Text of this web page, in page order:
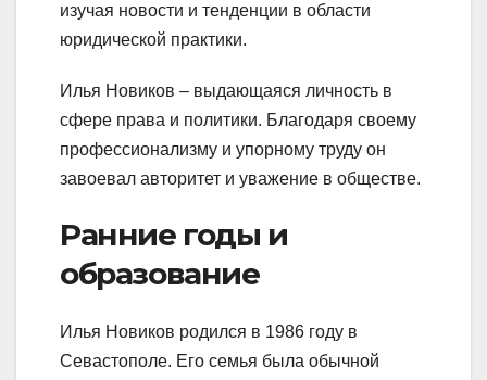
изучая новости и тенденции в области
юридической практики.
Илья Новиков – выдающаяся личность в
сфере права и политики. Благодаря своему
профессионализму и упорному труду он
завоевал авторитет и уважение в обществе.
Ранние годы и
образование
Илья Новиков родился в 1986 году в
Севастополе. Его семья была обычной